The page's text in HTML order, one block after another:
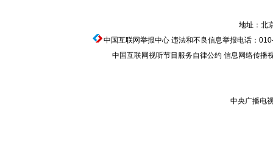
地址：北
中国互联网举报中心违法和不良信息举报电话：
中国互联网视听节目服务自律公约 信息网络传
中央广播电